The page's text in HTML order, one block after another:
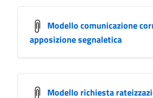
Modello comunicazione
apposizione segnaletica
Modello richiesta